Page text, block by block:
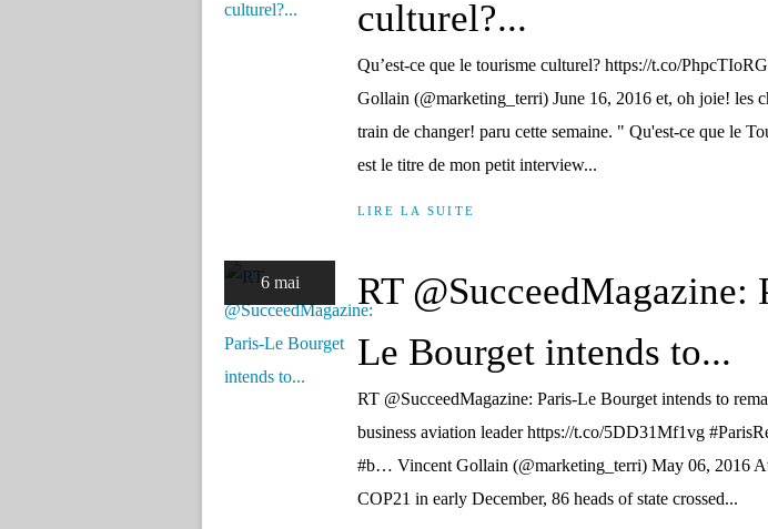
culturel?...
Qu’est-ce que le tourisme culturel? https://t.co/
Gollain (@marketing_terri) June 16, 2016 et, oh joie! les
train de changer! paru cette semaine. " Qu'est-ce que le
est le titre de mon petit interview...
LIRE LA SUITE
6 mai
RT @SucceedMagazine:
Le Bourget intends to...
RT @SucceedMagazine: Paris-Le Bourget intends to
business aviation leader https://t.co/5DD31Mf1vg
#b… Vincent Gollain (@marketing_terri) May 06, 2016
COP21 in early December, 86 heads of state crossed...